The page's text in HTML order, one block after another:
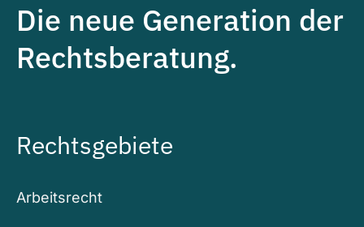
Die neue Generation der
Rechtsberatung.
Rechtsgebiete
Arbeitsrecht